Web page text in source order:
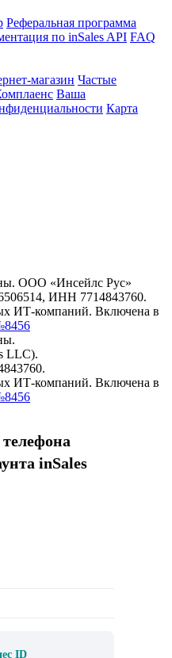
Реферальная программа
по inSales API FAQ
магазин Частые
Ваша
Карта
ООО «Инсейлс Рус»
ИНН 7714843760.
ИТ-компаний. Включена в
LLC).
ИТ-компаний. Включена в
inSales
ID